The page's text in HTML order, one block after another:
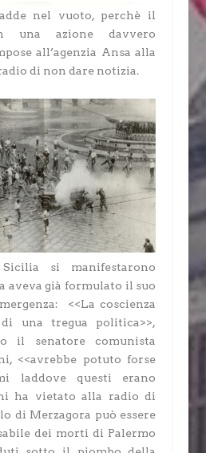
nel vuoto, perchè il
una azione davvero
all’agenzia Ansa alla
di non dare notizia.
si manifestarono
aveva già formulato il suo
<<La coscienza
una tregua politica>>,
il senatore comunista
<<avrebbe potuto forse
laddove questi erano
ha vietato alla radio di
di Merzagora può essere
dei morti di Palermo